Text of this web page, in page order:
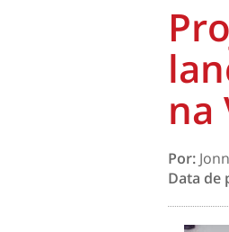
na
Por:
Data de